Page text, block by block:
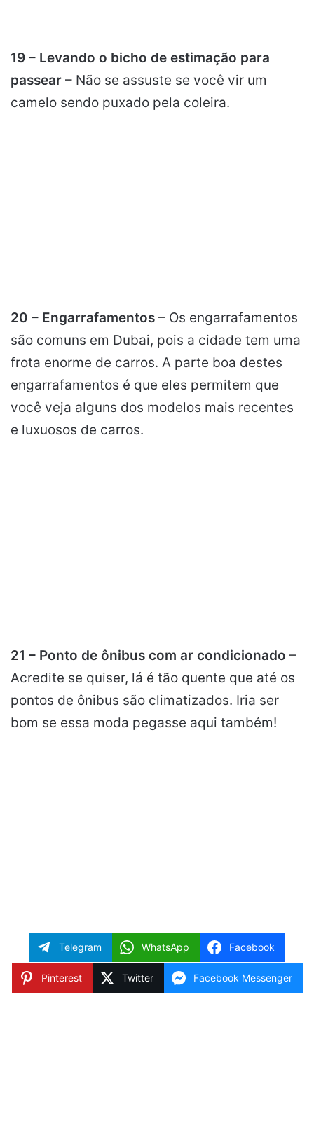
19 – Levando o bicho de estimação para
passear – Não se assuste se você vir um
camelo sendo puxado pela coleira.
20 – Engarrafamentos – Os engarrafamentos
são comuns em Dubai, pois a cidade tem uma
frota enorme de carros. A parte boa destes
engarrafamentos é que eles permitem que
você veja alguns dos modelos mais recentes
e luxuosos de carros.
21 – Ponto de ônibus com ar condicionado –
Acredite se quiser, lá é tão quente que até os
pontos de ônibus são climatizados. Iria ser
bom se essa moda pegasse aqui também!
Telegram WhatsApp Facebook
Pinterest Twitter Facebook Messenger